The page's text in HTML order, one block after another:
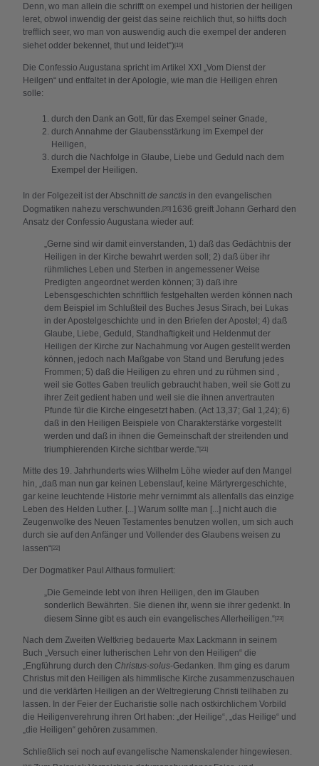
Denn, wo man allein die schrifft on exempel und historien der heiligen
leret, obwol inwendig der geist das seine reichlich thut, so hilfts doch
trefflich seer, wo man von auswendig auch die exempel der anderen
siehet odder bekennet, thut und leidet“)[19]
Die Confessio Augustana spricht im Artikel XXI „Vom Dienst der
Heilgen“ und entfaltet in der Apologie, wie man die Heiligen ehren
solle:
durch den Dank an Gott, für das Exempel seiner Gnade,
durch Annahme der Glaubensstärkung im Exempel der
Heiligen,
durch die Nachfolge in Glaube, Liebe und Geduld nach dem
Exempel der Heiligen.
In der Folgezeit ist der Abschnitt de sanctis in den evangelischen
Dogmatiken nahezu verschwunden.[20] 1636 greift Johann Gerhard den
Ansatz der Confessio Augustana wieder auf:
„Gerne sind wir damit einverstanden, 1) daß das Gedächtnis der
Heiligen in der Kirche bewahrt werden soll; 2) daß über ihr
rühmliches Leben und Sterben in angemessener Weise
Predigten angeordnet werden können; 3) daß ihre
Lebensgeschichten schriftlich festgehalten werden können nach
dem Beispiel im Schlußteil des Buches Jesus Sirach, bei Lukas
in der Apostelgeschichte und in den Briefen der Apostel; 4) daß
Glaube, Liebe, Geduld, Standhaftigkeit und Heldenmut der
Heiligen der Kirche zur Nachahmung vor Augen gestellt werden
können, jedoch nach Maßgabe von Stand und Berufung jedes
Frommen; 5) daß die Heiligen zu ehren und zu rühmen sind ,
weil sie Gottes Gaben treulich gebraucht haben, weil sie Gott zu
ihrer Zeit gedient haben und weil sie die ihnen anvertrauten
Pfunde für die Kirche eingesetzt haben. (Act 13,37; Gal 1,24); 6)
daß in den Heiligen Beispiele von Charakterstärke vorgestellt
werden und daß in ihnen die Gemeinschaft der streitenden und
triumphierenden Kirche sichtbar werde.“[21]
Mitte des 19. Jahrhunderts wies Wilhelm Löhe wieder auf den Mangel
hin, „daß man nun gar keinen Lebenslauf, keine Märtyrergeschichte,
gar keine leuchtende Historie mehr vernimmt als allenfalls das einzige
Leben des Helden Luther. [...] Warum sollte man [...] nicht auch die
Zeugenwolke des Neuen Testamentes benutzen wollen, um sich auch
durch sie auf den Anfänger und Vollender des Glaubens weisen zu
lassen“[22]
Der Dogmatiker Paul Althaus formuliert:
„Die Gemeinde lebt von ihren Heiligen, den im Glauben
sonderlich Bewährten. Sie dienen ihr, wenn sie ihrer gedenkt. In
diesem Sinne gibt es auch ein evangelisches Allerheiligen.“[23]
Nach dem Zweiten Weltkrieg bedauerte Max Lackmann in seinem
Buch „Versuch einer lutherischen Lehr von den Heiligen“ die
„Engführung durch den Christus-solus-Gedanken. Ihm ging es darum
Christus mit den Heiligen als himmlische Kirche zusammenzuschauen
und die verklärten Heiligen an der Weltregierung Christi teilhaben zu
lassen. In der Feier der Eucharistie solle nach ostkirchlichem Vorbild
die Heiligenverehrung ihren Ort haben: „der Heilige“, „das Heilige“ und
„die Heiligen“ gehören zusammen.
Schließlich sei noch auf evangelische Namenskalender hingewiesen.